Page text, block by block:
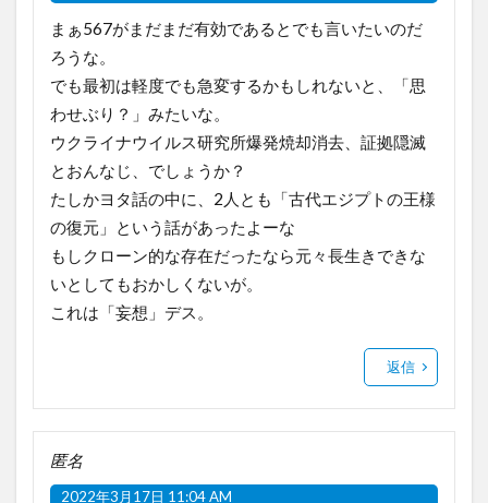
まぁ567がまだまだ有効であるとでも言いたいのだ
ろうな。
でも最初は軽度でも急変するかもしれないと、「思
わせぶり？」みたいな。
ウクライナウイルス研究所爆発焼却消去、証拠隠滅
とおんなじ、でしょうか？
たしかヨタ話の中に、2人とも「古代エジプトの王様
の復元」という話があったよーな
もしクローン的な存在だったなら元々長生きできな
いとしてもおかしくないが。
これは「妄想」デス。
返信
匿名
2022年3月17日 11:04 AM